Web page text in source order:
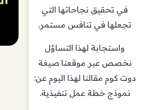
في تحقيق نجاحاتها التي
تجعلها في تنافس مستمر.
واستجابة لهذا التساؤل
نخصص عبر موقعنا صيغة
دوت كوم مقالنا لهذا اليوم عن:
نموذج خطة عمل تنفيذية.